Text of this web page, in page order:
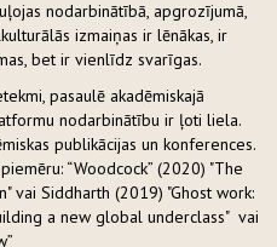
nodarbinātībā, apgrozījumā,
izmaiņas ir lēnākas, ir
bet ir vienlīdz svarīgas.
pasaulē akadēmiskajā
nodarbinātību ir ļoti liela.
publikācijas un konferences.
“Woodcock” (2020) "The
vai Siddharth (2019) "Ghost work:
a new global underclass" vai